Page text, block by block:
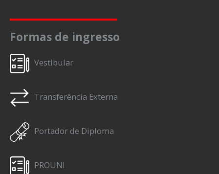
Formas de ingresso
Vestibular
Transferência Externa
Portador de Diploma
PROUNI